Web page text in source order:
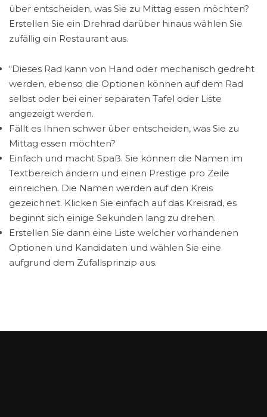
über entscheiden, was Sie zu Mittag essen möchten?
Erstellen Sie ein Drehrad darüber hinaus wählen Sie
zufällig ein Restaurant aus.
“Dieses Rad kann von Hand oder mechanisch gedreht
werden, ebenso die Optionen können auf dem Rad
selbst oder bei einer separaten Tafel oder Liste
angezeigt werden.
Fällt es Ihnen schwer über entscheiden, was Sie zu
Mittag essen möchten?
Einfach und macht Spaß. Sie können die Namen im
Textbereich ändern und einen Prestige pro Zeile
einreichen. Die Namen werden auf den Kreis
gezeichnet. Klicken Sie einfach auf das Kreisrad, es
beginnt sich einige Sekunden lang zu drehen.
Erstellen Sie dann eine Liste welcher vorhandenen
Optionen und Kandidaten und wählen Sie eine
aufgrund dem Zufallsprinzip aus.